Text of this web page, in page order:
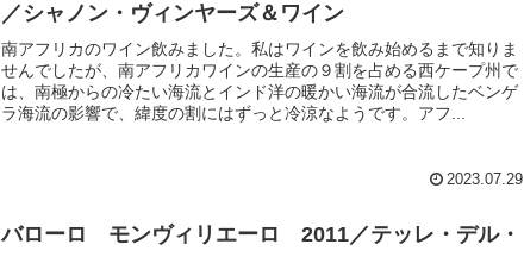
／シャノン・ヴィンヤーズ＆ワイン
南アフリカのワイン飲みました。私はワインを飲み始めるまで知りま
せんでしたが、南アフリカワインの生産の９割を占める西ケープ州で
は、南極からの冷たい海流とインド洋の暖かい海流が合流したベンゲ
ラ海流の影響で、緯度の割にはずっと冷涼なようです。アフ...
2023.07.29
バローロ モンヴィリエーロ 2011／テッレ・デル・